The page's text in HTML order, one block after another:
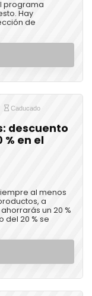
programa
Hay
de
Caducado
descuento
% en el
al menos
a
un 20 %
del 20 % se